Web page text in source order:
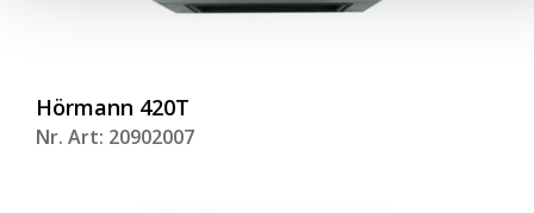
Hörmann 420T
Nr. Art: 20902007